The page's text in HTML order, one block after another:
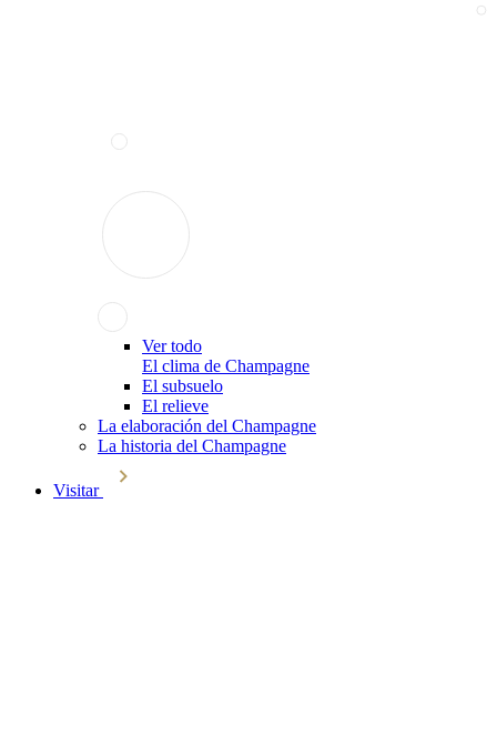
Ver todo
El clima de Champagne
El subsuelo
El relieve
La elaboración del Champagne
La historia del Champagne
Visitar